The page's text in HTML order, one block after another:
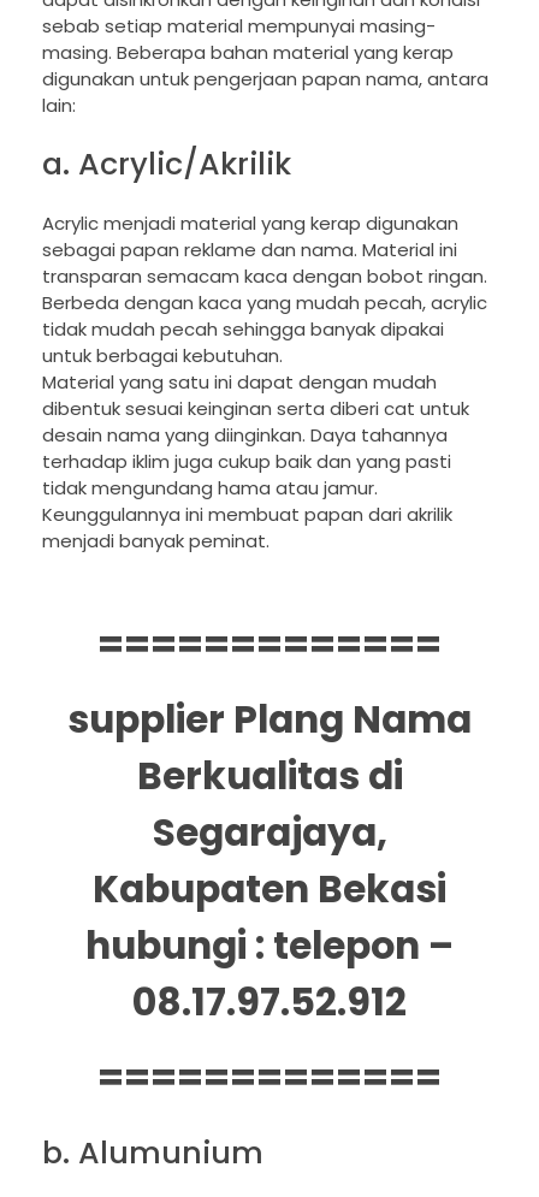
sebab setiap material mempunyai masing-
masing. Beberapa bahan material yang kerap
digunakan untuk pengerjaan papan nama, antara
lain:
a. Acrylic/Akrilik
Acrylic menjadi material yang kerap digunakan
sebagai papan reklame dan nama. Material ini
transparan semacam kaca dengan bobot ringan.
Berbeda dengan kaca yang mudah pecah, acrylic
tidak mudah pecah sehingga banyak dipakai
untuk berbagai kebutuhan.
Material yang satu ini dapat dengan mudah
dibentuk sesuai keinginan serta diberi cat untuk
desain nama yang diinginkan. Daya tahannya
terhadap iklim juga cukup baik dan yang pasti
tidak mengundang hama atau jamur.
Keunggulannya ini membuat papan dari akrilik
menjadi banyak peminat.
=============
supplier Plang Nama
Berkualitas di
Segarajaya,
Kabupaten Bekasi
hubungi : telepon –
08.17.97.52.912
=============
b. Alumunium